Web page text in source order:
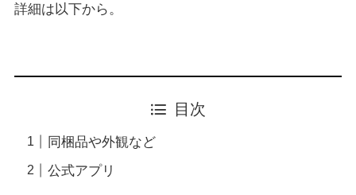
詳細は以下から。
目次
同梱品や外観など
公式アプリ